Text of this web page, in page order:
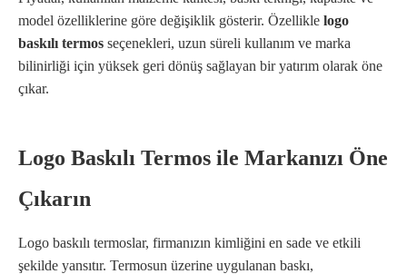
model özelliklerine göre değişiklik gösterir. Özellikle logo
baskılı termos seçenekleri, uzun süreli kullanım ve marka
bilinirliği için yüksek geri dönüş sağlayan bir yatırım olarak öne
çıkar.
Logo Baskılı Termos ile Markanızı Öne
Çıkarın
Logo baskılı termoslar, firmanızın kimliğini en sade ve etkili
şekilde yansıtır. Termosun üzerine uygulanan baskı,